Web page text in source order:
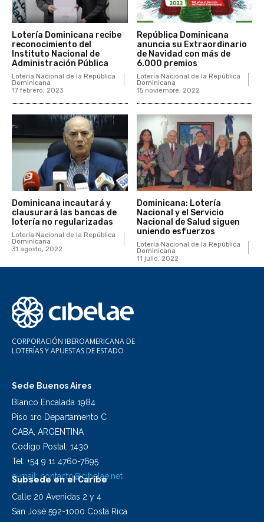
Lotería Dominicana recibe
reconocimiento del
Instituto Nacional de
Administración Pública
Lotería Nacional de la República
Dominicana
17 febrero, 2023
República Dominicana
anuncia su Extraordinario
de Navidad con más de
6.000 premios
Lotería Nacional de la República
Dominicana
15 noviembre, 2022
Dominicana incautará y
clausurará las bancas de
lotería no regularizadas
Lotería Nacional de la República
Dominicana
31 agosto, 2022
Dominicana: Lotería
Nacional y el Servicio
Nacional de Salud siguen
uniendo esfuerzos
Lotería Nacional de la República
Dominicana
11 julio, 2022
CORPORACIÓN IBEROAMERICANA DE
LOTERÍAS Y APUESTAS DE ESTADO
Sede Buenos Aires
Blanco Encalada 1984
Piso 1ro Departamento C
CABA, ARGENTINA
Codigo Postal: 1430
Tel: +54 9 11 4760-7695
e-mail: contacto@cibelae.net
Subsede en el Caribe
Calle 20 Avenidas 2 y 4
San José 592-1000 Costa Rica